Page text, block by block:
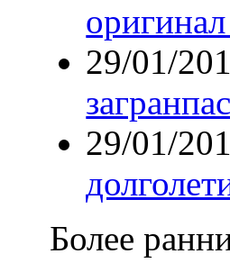
29/01/
29/01/
Более